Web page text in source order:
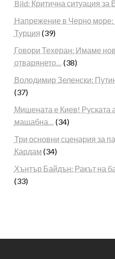
Bild: Критична ситуация за
Напрежение в Черно море:
Турция (39)
Говори Техеран: Имаме
отварянето…
(38)
Володимир Зеленски:
(37)
Мишената е Киев! Руската
мащабна…
(34)
Три основни сценария за
Кардам (34)
Хънтър Байдън: Ракът на
(33)